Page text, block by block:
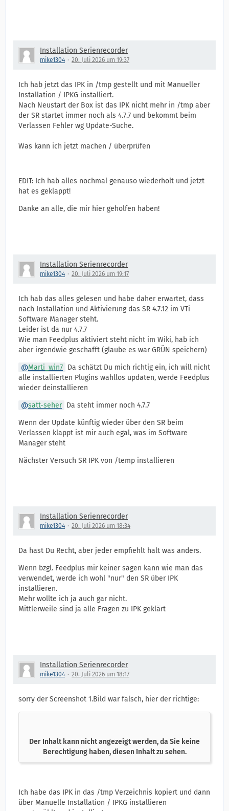
Installation Serienrecorder
mike1304 20. Juli 2026 um 19:37
Ich hab jetzt das IPK in /tmp gestellt und mit Manueller
Installation / IPKG installiert.
Nach Neustart der Box ist das IPK nicht mehr in /tmp aber
der SR startet immer noch als 4.7.7 und bekommt beim
Verlassen Fehler wg Update-Suche.
Was kann ich jetzt machen / überprüfen
EDIT: Ich hab alles nochmal genauso wiederholt und jetzt
hat es geklappt!
Danke an alle, die mir hier geholfen haben!
Installation Serienrecorder
mike1304 20. Juli 2026 um 19:17
Ich hab das alles gelesen und habe daher erwartet, dass
nach Installation und Aktivierung das SR 4.7.12 im VTi
Software Manager steht.
Leider ist da nur 4.7.7
Wie man Feedplus aktiviert steht nicht im Wiki, hab ich
aber irgendwie geschafft (glaube es war GRÜN speichern)
Marti_win7 Da schätzt Du mich richtig ein, ich will nicht
alle installierten Plugins wahllos updaten, werde Feedplus
wieder deinstallieren
satt-seher Da steht immer noch 4.7.7
Wenn der Update künftig wieder über den SR beim
Verlassen klappt ist mir auch egal, was im Software
Manager steht
Nächster Versuch SR IPK von /temp installieren
Installation Serienrecorder
mike1304 20. Juli 2026 um 18:34
Da hast Du Recht, aber jeder empfiehlt halt was anders.
Wenn bzgl. Feedplus mir keiner sagen kann wie man das
verwendet, werde ich wohl "nur" den SR über IPK
installieren.
Mehr wollte ich ja auch gar nicht.
Mittlerweile sind ja alle Fragen zu IPK geklärt
Installation Serienrecorder
mike1304 20. Juli 2026 um 18:17
sorry der Screenshot 1.Bild war falsch, hier der richtige:
Der Inhalt kann nicht angezeigt werden, da Sie keine
Berechtigung haben, diesen Inhalt zu sehen.
Ich habe das IPK in das /tmp Verzeichnis kopiert und dann
über Manuelle Installation / IPKG installieren